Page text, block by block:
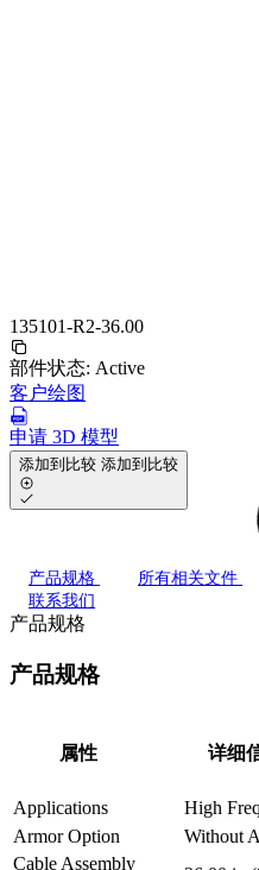
135101-R2-36.00
部件状态: Active
客户绘图
申请 3D 模型
添加到比较 添加到比较
产品规格 所有相关文件
联系我们
产品规格
产品规格
属性 详细
Applications
High
Armor Option
Without
Cable Assembly